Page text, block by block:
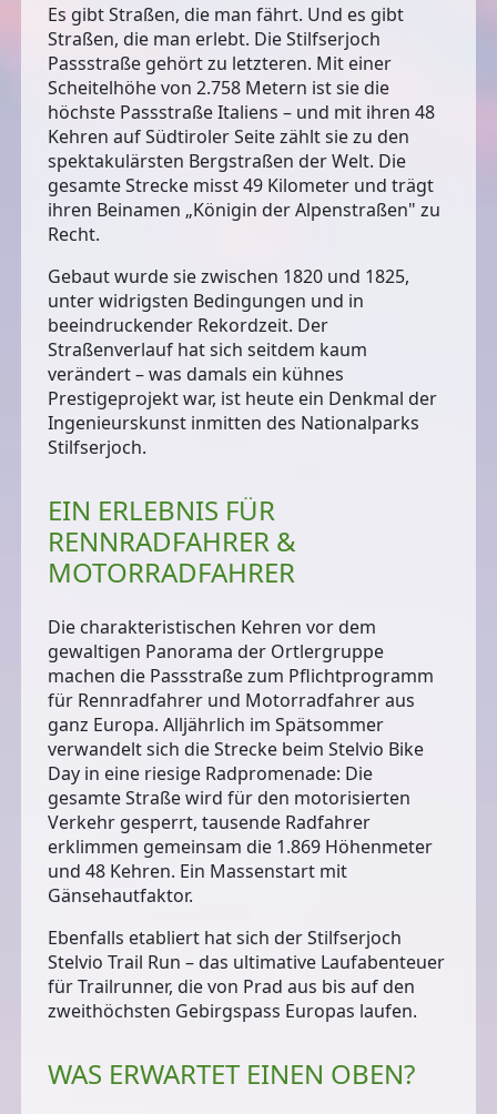
Es gibt Straßen, die man fährt. Und es gibt
Straßen, die man erlebt. Die Stilfserjoch
Passstraße gehört zu letzteren. Mit einer
Scheitelhöhe von 2.758 Metern ist sie die
höchste Passstraße Italiens – und mit ihren 48
Kehren auf Südtiroler Seite zählt sie zu den
spektakulärsten Bergstraßen der Welt. Die
gesamte Strecke misst 49 Kilometer und trägt
ihren Beinamen „Königin der Alpenstraßen" zu
Recht.
Gebaut wurde sie zwischen 1820 und 1825,
unter widrigsten Bedingungen und in
beeindruckender Rekordzeit. Der
Straßenverlauf hat sich seitdem kaum
verändert – was damals ein kühnes
Prestigeprojekt war, ist heute ein Denkmal der
Ingenieurskunst inmitten des Nationalparks
Stilfserjoch.
EIN ERLEBNIS FÜR
RENNRADFAHRER &
MOTORRADFAHRER
Die charakteristischen Kehren vor dem
gewaltigen Panorama der Ortlergruppe
machen die Passstraße zum Pflichtprogramm
für Rennradfahrer und Motorradfahrer aus
ganz Europa. Alljährlich im Spätsommer
verwandelt sich die Strecke beim Stelvio Bike
Day in eine riesige Radpromenade: Die
gesamte Straße wird für den motorisierten
Verkehr gesperrt, tausende Radfahrer
erklimmen gemeinsam die 1.869 Höhenmeter
und 48 Kehren. Ein Massenstart mit
Gänsehautfaktor.
Ebenfalls etabliert hat sich der Stilfserjoch
Stelvio Trail Run – das ultimative Laufabenteuer
für Trailrunner, die von Prad aus bis auf den
zweithöchsten Gebirgspass Europas laufen.
WAS ERWARTET EINEN OBEN?